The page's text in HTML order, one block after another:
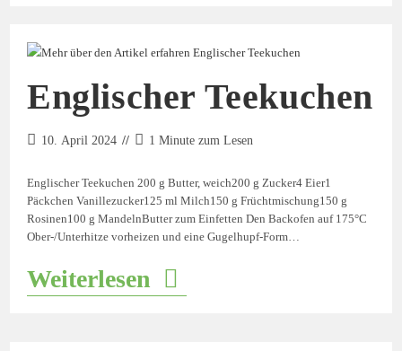
Englischer Teekuchen
10. April 2024 1 Minute zum Lesen
Englischer Teekuchen 200 g Butter, weich200 g Zucker4 Eier1
Päckchen Vanillezucker125 ml Milch150 g Früchtmischung150 g
Rosinen100 g MandelnButter zum Einfetten Den Backofen auf 175°C
Ober-/Unterhitze vorheizen und eine Gugelhupf-Form…
Weiterlesen